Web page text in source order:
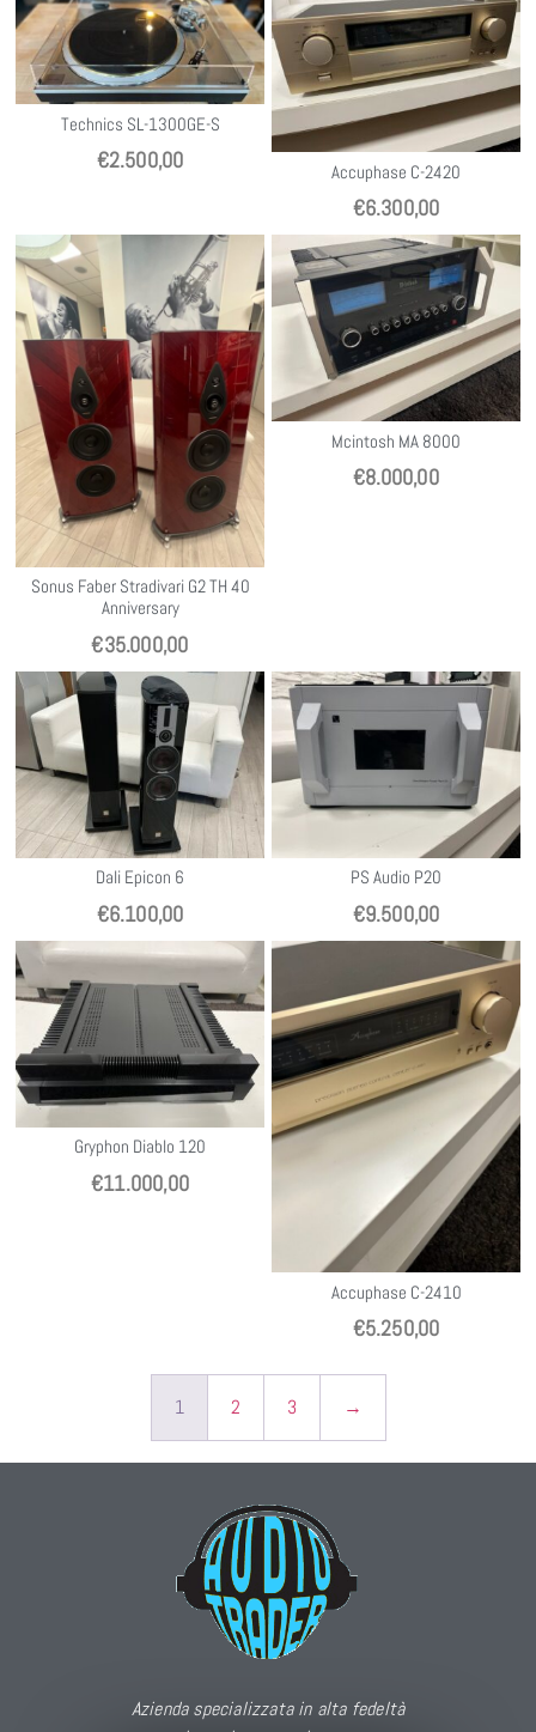
Technics SL-1300GE-S
€2.500,00 Accuphase C-2420
€6.300,00
Sonus Faber Stradivari G2 TH 40
Anniversary
€35.000,00
Mcintosh MA 8000
€8.000,00
Dali Epicon 6
€6.100,00
PS Audio P20
€9.500,00
Gryphon Diablo 120
€11.000,00
Accuphase C-2410
€5.250,00
1 2 3 →
Azienda specializzata in alta fedeltà